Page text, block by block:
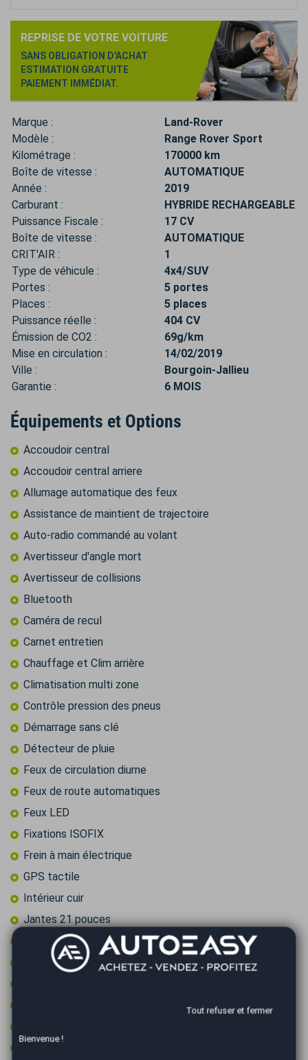
REPRISE DE VOTRE VOITURE
SANS OBLIGATION D'ACHAT
ESTIMATION GRATUITE
PAIEMENT IMMÉDIAT.
Marque :
Land-Rover
Modèle :
Range Rover Sport
Kilométrage :
170000 km
Boîte de vitesse :
AUTOMATIQUE
Année :
2019
Carburant :
HYBRIDE RECHARGEABLE
Puissance Fiscale :
17 CV
Boîte de vitesse :
AUTOMATIQUE
CRIT'AIR :
1
Type de véhicule :
4x4/SUV
Portes :
5 portes
Places :
5 places
Puissance réelle :
404 CV
Émission de CO2 :
69g/km
Mise en circulation :
14/02/2019
Ville :
Bourgoin-Jallieu
Garantie :
6 MOIS
Équipements et Options
Accoudoir central
Accoudoir central arriere
Allumage automatique des feux
Assistance de maintient de trajectoire
Auto-radio commandé au volant
Avertisseur d'angle mort
Avertisseur de collisions
Bluetooth
Caméra de recul
Carnet entretien
Chauffage et Clim arrière
Climatisation multi zone
Contrôle pression des pneus
Démarrage sans clé
Détecteur de pluie
Feux de circulation diurne
Feux de route automatiques
Feux LED
Fixations ISOFIX
Frein à main électrique
GPS tactile
Intérieur cuir
Jantes 21 pouces
Jantes aluminium
Limiteur de vitesse
Tout refuser et fermer
Bienvenue !